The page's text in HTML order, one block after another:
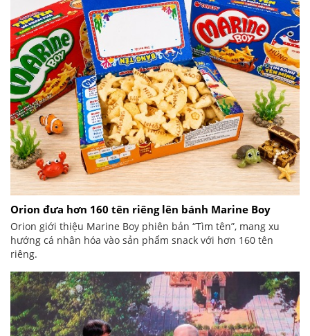
Orion đưa hơn 160 tên riêng lên bánh Marine Boy
Orion giới thiệu Marine Boy phiên bản “Tìm tên”, mang xu
hướng cá nhân hóa vào sản phẩm snack với hơn 160 tên
riêng.